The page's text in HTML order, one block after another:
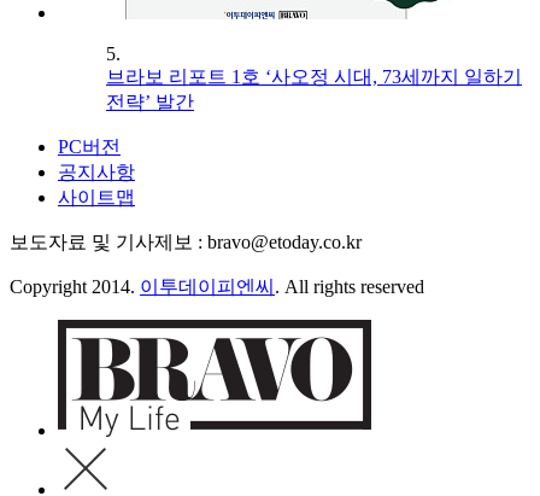
5.
브라보 리포트 1호 ‘사오정 시대, 73세까지 일하기
전략’ 발간
PC버전
공지사항
사이트맵
보도자료 및 기사제보 : bravo@etoday.co.kr
Copyright 2014. 이투데이피엔씨 . All rights reserved